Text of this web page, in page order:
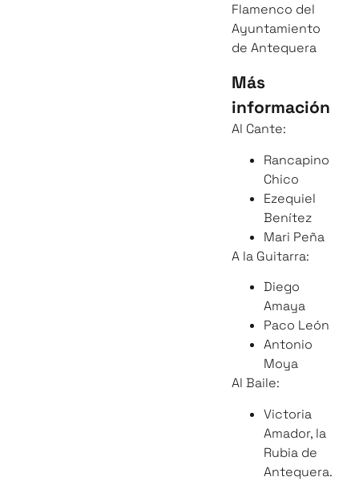
Flamenco del
Ayuntamiento
de Antequera
Más
información
Al Cante:
Rancapino
Chico
Ezequiel
Benítez
Mari Peña
A la Guitarra:
Diego
Amaya
Paco León
Antonio
Moya
Al Baile:
Victoria
Amador, la
Rubia de
Antequera.